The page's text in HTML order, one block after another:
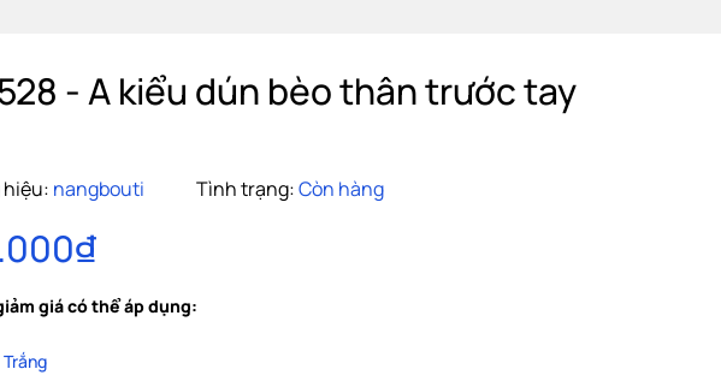
- A kiểu dún bèo thân trước tay
nangbouti Tình trạng:Còn hàng
giá có thể áp dụng:
Trắng